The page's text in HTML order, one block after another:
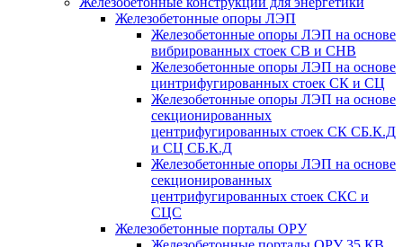
Железобетонные опоры ЛЭП
Железобетонные опоры ЛЭП на основе
вибрированных стоек СВ и СНВ
Железобетонные опоры ЛЭП на основе
цинтрифугированных стоек СК и СЦ
Железобетонные опоры ЛЭП на основе
секционированных
центрифугированных стоек СК СБ.К.Д
и СЦ СБ.К.Д
Железобетонные опоры ЛЭП на основе
секционированных
центрифугированных стоек СКС и
СЦС
Железобетонные порталы ОРУ